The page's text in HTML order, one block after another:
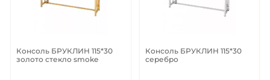
Консоль БРУКЛИН 115*30
золото стекло smoke
Консоль БРУКЛИН 115*30
серебро